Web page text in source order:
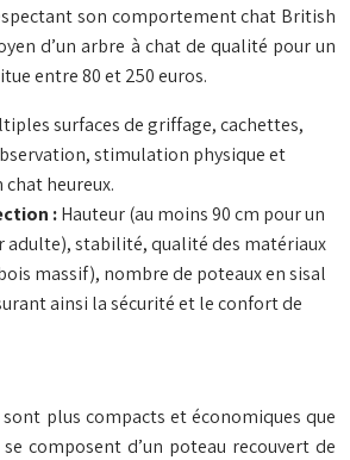
son comportement chat British
d’un arbre à chat de qualité pour un
entre 80 et 250 euros.
surfaces de griffage, cachettes,
stimulation physique et
heureux.
:Hauteur (au moins 90 cm pour un
adulte), stabilité, qualité des matériaux
massif), nombre de poteaux en sisal
ainsi la sécurité et le confort de
plus compacts et économiques que
composent d’un poteau recouvert de